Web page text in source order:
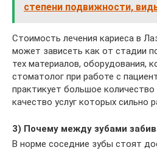
степени подвижности,
Стоимость лечения кариеса в
может зависеть как от стадии
тех материалов, оборудования,
стоматолог при работе с
практикует большое
качество услуг которых сильно
3) Почему между зубами
В норме соседние зубы стоят